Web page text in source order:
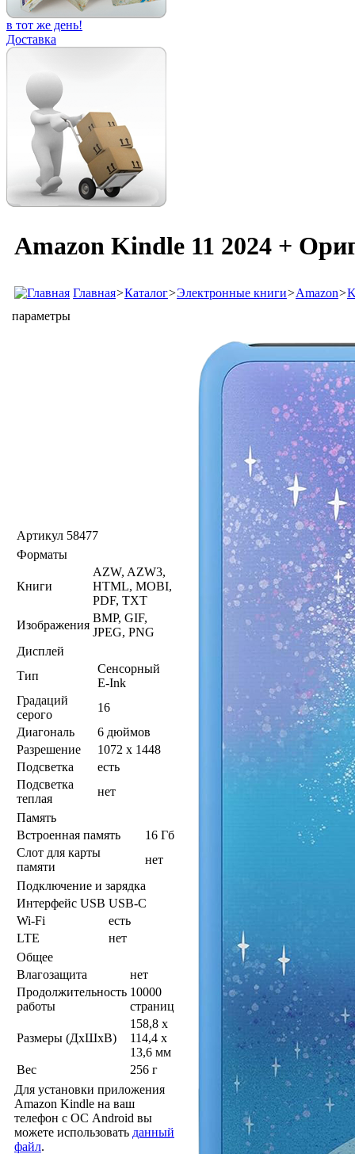
в тот же день!
Доставка
Amazon Kindle 11 2024 +
Главная>Каталог>Электронные книги>Amazon>
параметры
Артикул 58477
Форматы
Книги
AZW, AZW3,
HTML, MOBI,
PDF, TXT
Изображения
BMP, GIF,
JPEG, PNG
Дисплей
Тип
Сенсорный
E-Ink
Градаций
серого
16
Диагональ
6 дюймов
Разрешение
1072 x 1448
Подсветка
есть
Подсветка
теплая
нет
Память
Встроенная память
16 Гб
Слот для карты
памяти
нет
Подключение и зарядка
Интерфейс USB USB-C
Wi-Fi
есть
LTE
нет
Общее
Влагозащита
нет
Продолжительность
работы
10000
страниц
Размеры (ДхШхВ)
158,8 x
114,4 x
13,6 мм
Вес
256 г
Для установки приложения
Amazon Kindle на ваш
телефон с ОС Android вы
можете использовать данный
файл.